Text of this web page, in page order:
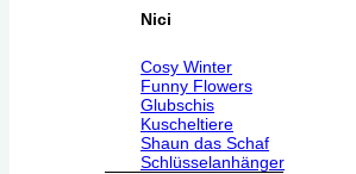
Nici
Cosy Winter
Funny Flowers
Glubschis
Kuscheltiere
Shaun das Schaf
Schlüsselanhänger